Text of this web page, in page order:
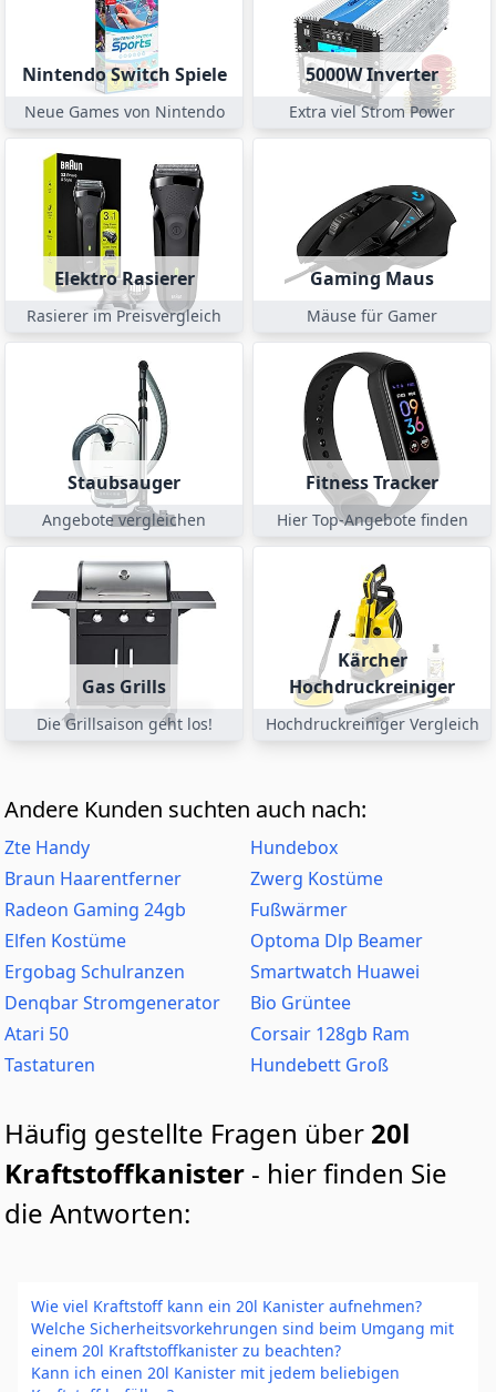
Nintendo Switch Spiele
Neue Games von Nintendo
5000W Inverter
Extra viel Strom Power
Elektro Rasierer
Rasierer im Preisvergleich
Gaming Maus
Mäuse für Gamer
Staubsauger
Angebote vergleichen
Fitness Tracker
Hier Top-Angebote finden
Gas Grills
Die Grillsaison geht los!
Kärcher
Hochdruckreiniger
Hochdruckreiniger Vergleich
Andere Kunden suchten auch nach:
Zte Handy
Hundebox
Braun Haarentferner
Zwerg Kostüme
Radeon Gaming 24gb
Fußwärmer
Elfen Kostüme
Optoma Dlp Beamer
Ergobag Schulranzen
Smartwatch Huawei
Denqbar Stromgenerator
Bio Grüntee
Atari 50
Corsair 128gb Ram
Tastaturen
Hundebett Groß
Häufig gestellte Fragen über 20l
Kraftstoffkanister - hier finden Sie
die Antworten:
Wie viel Kraftstoff kann ein 20l Kanister aufnehmen?
Welche Sicherheitsvorkehrungen sind beim Umgang mit
einem 20l Kraftstoffkanister zu beachten?
Kann ich einen 20l Kanister mit jedem beliebigen